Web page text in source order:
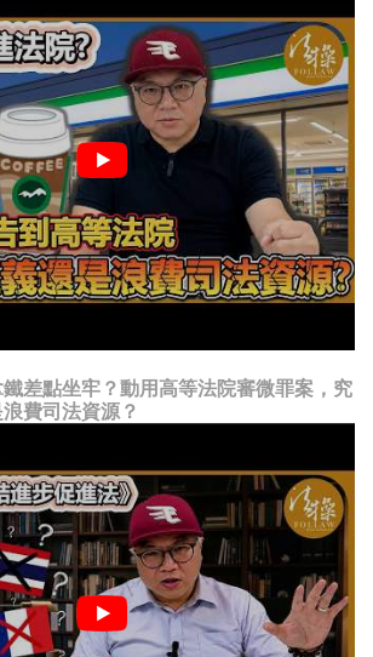
差點坐牢？動用高等法院審微罪案，究
費司法資源？